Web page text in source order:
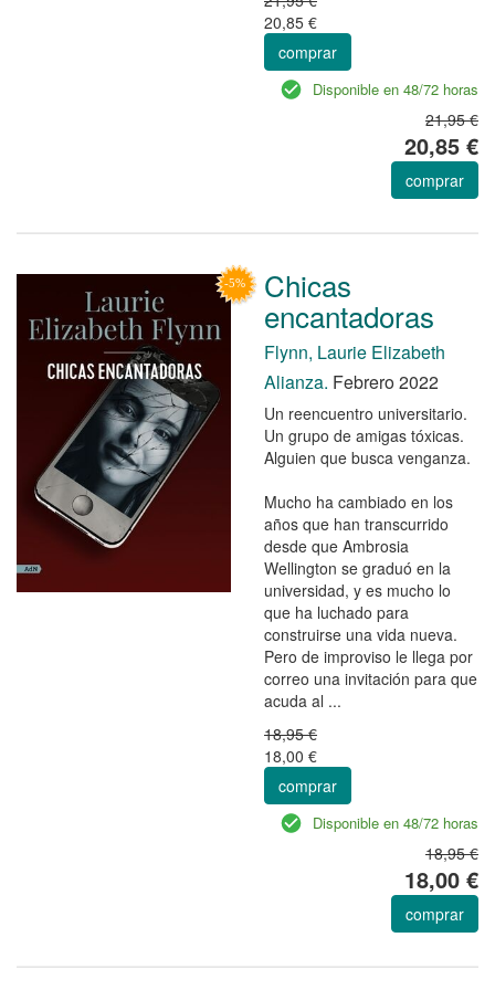
20,85 €
comprar
Disponible en 48/72 horas
21,95 €
20,85 €
comprar
Chicas
encantadoras
Flynn, Laurie Elizabeth
Alianza. Febrero 2022
Un reencuentro universitario.
Un grupo de amigas tóxicas.
Alguien que busca venganza.
Mucho ha cambiado en los
años que han transcurrido
desde que Ambrosia
Wellington se graduó en la
universidad, y es mucho lo
que ha luchado para
construirse una vida nueva.
Pero de improviso le llega por
correo una invitación para que
acuda al ...
18,95 €
18,00 €
comprar
Disponible en 48/72 horas
18,95 €
18,00 €
comprar